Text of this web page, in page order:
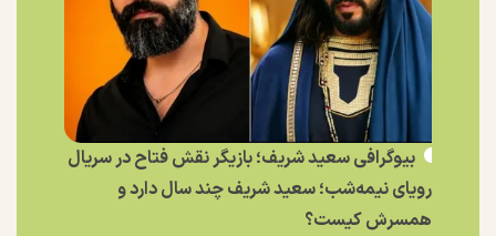
بیوگرافی سعید شریف؛ بازیگر نقش فتاح در سریال
رویای نیمه‌شب؛ سعید شریف چند سال دارد و
همسرش کیست؟